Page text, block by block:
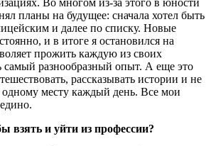
Во мно­гом из-за этого в юности
планы на будущее: сна­чала хотел быть
и далее по списку. Новые
и в ито­ге я остановился на
прожить каждую из своих
самый разно­образный опыт. А еще это
рассказы­вать истории и не
месту каждый день. Все мои
взять и уйти из профессии?